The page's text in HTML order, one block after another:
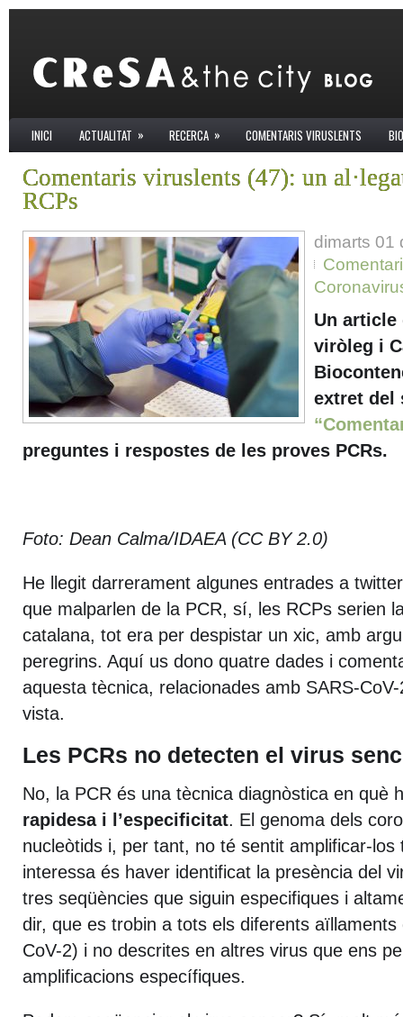
INICI ACTUALITAT » RECERCA » COMENTARIS VIRUSLENTS
Comentaris viruslents (47): un
RCPs
dimarts 01
Un article
viròleg i
extret del
preguntes i respostes de les proves PCRs.
Foto: Dean Calma/IDAEA (CC BY 2.0)
He llegit darrerament algunes entrades a
que malparlen de la PCR, sí, les RCPs serien
catalana, tot era per despistar un xic, amb
peregrins. Aquí us dono quatre dades i
aquesta tècnica, relacionades amb SARS-
vista.
Les PCRs no detecten el virus
No, la PCR és una tècnica diagnòstica en què
rapidesa i l’especificitat. El genoma dels
nucleòtids i, per tant, no té sentit amplificar-los
interessa és haver identificat la presència del
tres seqüències que siguin especifiques i
dir, que es trobin a tots els diferents aïllaments
CoV-2) i no descrites en altres virus que ens
amplificacions específiques.